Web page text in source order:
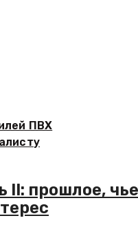
ПВХ
II: прошлое,